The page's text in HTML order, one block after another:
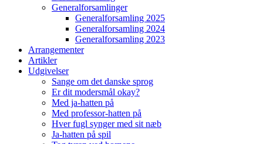
Generalforsamlinger
Generalforsamling 2025
Generalforsamling 2024
Generalforsamling 2023
Arrangementer
Artikler
Udgivelser
Sange om det danske sprog
Er dit modersmål okay?
Med ja-hatten på
Med professor-hatten på
Hver fugl synger med sit næb
Ja-hatten på spil